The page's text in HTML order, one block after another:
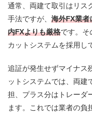
通常、両建て取引はリス
手法ですが、 海外FX業者
内FXよりも厳格です。そ
カットシステムを採用し
追証が発生せずマイナス
ットシステムでは、両建
担、プラス分はトレーダ
ます。これでは業者の負